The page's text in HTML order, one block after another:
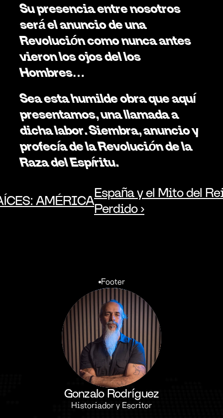
Su presencia entre nosotros
será el anuncio de una
Revolución como nunca antes
vieron los ojos del los
Hombres…
Sea esta humilde obra que aquí
presentamos, una llamada a
dicha labor. Siembra, anuncio y
profecía de la Revolución de la
Raza del Espíritu.
AMÉRICA
España y el Mito del
Perdido ›
Footer
Gonzalo Rodríguez
Historiador y Escritor